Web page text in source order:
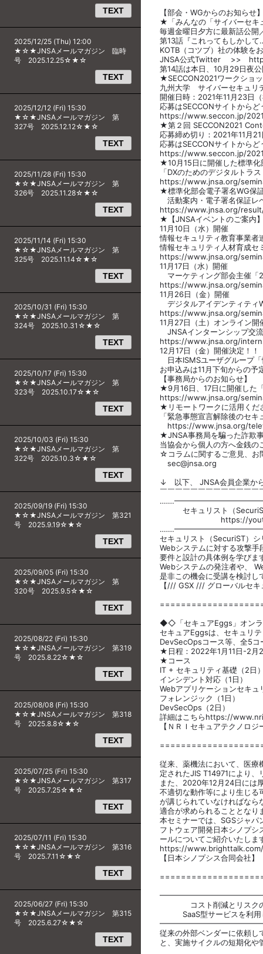
TEXT
2025/12/25 (Thu) 12:00
★☆★JNSAメールマガジン 臨時
号 2025.12.25☆★☆
TEXT
2025/12/12 (Fri) 15:30
★☆★JNSAメールマガジン 第
327号 2025.12.12☆★☆
TEXT
2025/11/28 (Fri) 15:30
★☆★JNSAメールマガジン 第
326号 2025.11.28☆★☆
TEXT
2025/11/14 (Fri) 15:30
★☆★JNSAメールマガジン 第
325号 2025.11.14☆★☆
TEXT
2025/10/31 (Fri) 15:30
★☆★JNSAメールマガジン 第
324号 2025.10.31☆★☆
TEXT
2025/10/17 (Fri) 15:30
★☆★JNSAメールマガジン 第
323号 2025.10.17☆★☆
TEXT
2025/10/03 (Fri) 15:30
★☆★JNSAメールマガジン 第
322号 2025.10.3☆★☆
TEXT
2025/09/19 (Fri) 15:30
★☆★JNSAメールマガジン 第321
号 2025.9.19☆★☆
TEXT
2025/09/05 (Fri) 15:30
★☆★JNSAメールマガジン 第
320号 2025.9.5☆★☆
TEXT
2025/08/22 (Fri) 15:30
★☆★JNSAメールマガジン 第319
号 2025.8.22☆★☆
TEXT
2025/08/08 (Fri) 15:30
★☆★JNSAメールマガジン 第318
号 2025.8.8☆★☆
TEXT
2025/07/25 (Fri) 15:30
★☆★JNSAメールマガジン 第317
号 2025.7.25☆★☆
TEXT
2025/07/11 (Fri) 15:30
★☆★JNSAメールマガジン 第316
号 2025.7.11☆★☆
TEXT
2025/06/27 (Fri) 15:30
★☆★JNSAメールマガジン 第315
号 2025.6.27☆★☆
TEXT
【部会・WGからのお知らせ
★「みんなの「サイバーセキ
毎週金曜日夕方に最新話公開
第13話『これってもしかし
KOTB（コツブ）社の体験を
JNSA公式Twitter >>
第14話は本日、10月29日夜
★SECCON2021ワークショ
九州大学 サイバーセキュリ
開催日時：2021年11月23日
応募はSECCONサイトからど
https://www.seccon.jp/
★第２回 SECCON2021
応募締め切り：2021年11月21
応募はSECCONサイトからど
https://www.seccon.jp/
★10月15日に開催した標準化
「DXのためのデジタルトラ
https://www.jnsa.org/
★標準化部会電子署名WG保
活動案内・電子署名保証レ
https://www.jnsa.org/
★【JNSAイベントのご案内
11月10日（水）開催
情報セキュリティ教育事業者
情報セキュリティ人材育成セ
https://www.jnsa.org/
11月17日（水）開催
マーケティング部会主催「
https://www.jnsa.org/
11月26日（金）開催
デジタルアイデンティテ
https://www.jnsa.org/
11月27日（土）オンライン開
JNSAインターンシップ交
https://www.jnsa.org/
12月17日（金）開催決定！！
日本ISMSユーザグループ
お申込みは11月下旬からの
【事務局からのお知らせ】
★9月16日、17日に開催した
https://www.jnsa.org/
★リモートワークに活用くだ
「緊急事態宣言解除後のセ
https://www.jnsa.org/
★JNSA事務局を騙った詐欺
当協会から個人の方へ金銭
☆コラムに関するご意見、お
sec@jnsa.org
↓ 以下、 JNSA会員企業か
￣￣￣￣￣￣￣￣￣￣￣￣￣
セキュリスト（
https://
セキュリスト（SecuriST）
Webシステムに対する攻撃
要件と設計の具体例を学びま
Webシステムの発注者や、
是非この機会に受講を検討し
【/// GSX /// グローバルセ
◆◇「セキュアEggs」オン
セキュアEggsは、セキュリ
DevSecOpsコース等、全5
★日程：2022年1月11日-2
★コース
IT + セキュリティ基礎（2日
インシデント対応（1日）
Webアプリケーションセキュ
フォレンジック（1日）
DevSecOps（2日）
詳細はこちらhttps://
【ＮＲＩセキュアテクノロジ
従来、薬機法において、医療
定されたJIS T14971により
また、2020年12月24日には
不適切な動作等により生じる
が講じられていなければな
適合が求められることとなり
本セミナーでは、SGSジャ
フトウェア開発日本シノプ
ールについてご紹介いたしま
https://
【日本シノプシス合同会社】
コスト削減とリスクの
SaaS型サービスを利用
従来の外部ベンダーに依頼し
と、実施サイクルの短期化